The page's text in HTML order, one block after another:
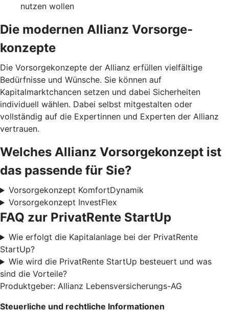
nutzen wollen
Die modernen Allianz Vorsorge­
konzepte
Die Vorsorgekonzepte der Allianz erfüllen vielfältige
Bedürfnisse und Wünsche. Sie können auf
Kapitalmarktchancen setzen und dabei Sicherheiten
individuell wählen. Dabei selbst mitgestalten oder
vollständig auf die Expertinnen und Experten der Allianz
vertrauen.
Welches Allianz Vorsorgekonzept ist
das passende für Sie?
Vorsorgekonzept KomfortDynamik
Vorsorgekonzept InvestFlex
FAQ zur PrivatRente StartUp
Wie erfolgt die Kapitalanlage bei der PrivatRente
StartUp?
Wie wird die PrivatRente StartUp besteuert und was
sind die Vorteile?
Produktgeber: Allianz Lebensversicherungs-AG
Steuerliche und rechtliche Informationen